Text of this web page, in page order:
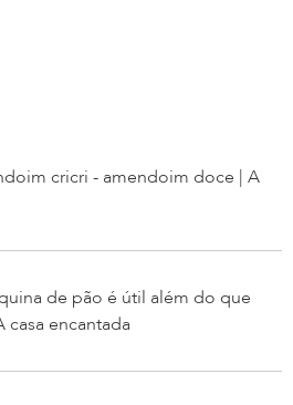
cricri - amendoim doce | A
de pão é útil além do que
casa encantada